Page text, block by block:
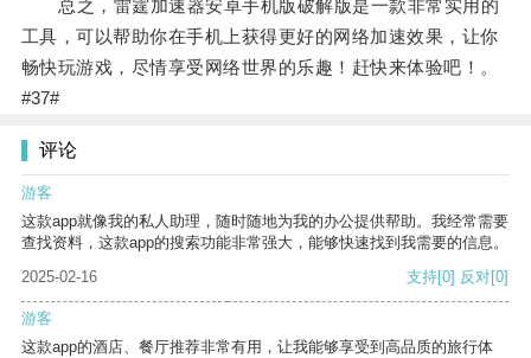
总之，雷霆加速器安卓手机版破解版是一款非常实用的
工具，可以帮助你在手机上获得更好的网络加速效果，让你
畅快玩游戏，尽情享受网络世界的乐趣！赶快来体验吧！。
#37#
评论
游客
这款app就像我的私人助理，随时随地为我的办公提供帮助。我经常需要
查找资料，这款app的搜索功能非常强大，能够快速找到我需要的信息。
2025-02-16
支持[0] 反对[0]
游客
这款app的酒店、餐厅推荐非常有用，让我能够享受到高品质的旅行体